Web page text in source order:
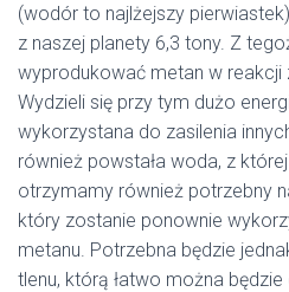
(wodór to najlżejszy
z naszej planety 6,3 tony. Z
wyprodukować metan w reakcji
Wydzieli się przy tym dużo
wykorzystana do zasilenia
również powstała woda, z
otrzymamy również potrzebny
który zostanie ponownie
metanu. Potrzebna będzie
tlenu, którą łatwo można